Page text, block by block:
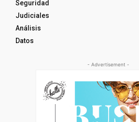
Seguridad
Judiciales
Análisis
Datos
- Advertisement -